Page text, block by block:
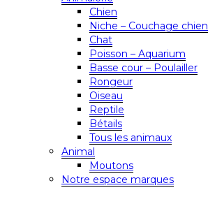
Chien
Niche – Couchage chien
Chat
Poisson – Aquarium
Basse cour – Poulailler
Rongeur
Oiseau
Reptile
Bétails
Tous les animaux
Animal
Moutons
Notre espace marques